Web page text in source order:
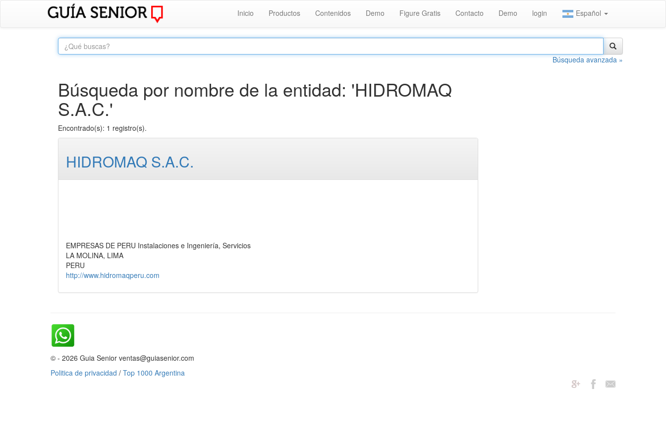
Inicio Productos Contenidos Demo Figure Gratis Contacto Demo login Español
Búsqueda avanzada »
Búsqueda por nombre de la entidad: 'HIDROMAQ
S.A.C.'
Encontrado(s): 1 registro(s).
HIDROMAQ S.A.C.
EMPRESAS DE PERU Instalaciones e Ingeniería, Servicios
LA MOLINA, LIMA
PERU
http://www.hidromaqperu.com
© - 2026 Guia Senior ventas@guiasenior.com
Politica de privacidad / Top 1000 Argentina